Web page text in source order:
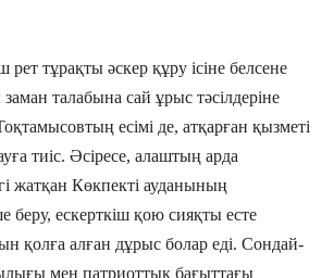
рет тұрақты әскер құру ісіне белсене
талабына сай ұрыс тәсілдеріне
есімі де, атқарған қызметі
тиіс. Әсіресе, алаштың арда
жатқан Көкпекті ауданының
беру, ескерткіш қою сияқты есте
қолға алған дұрыс болар еді. Сондай-
мен патриоттық бағыттағы